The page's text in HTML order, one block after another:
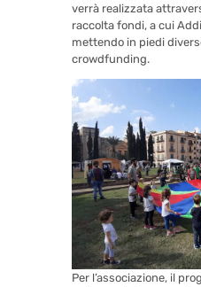
verrà realizzata
raccolta fondi, a cui
mettendo in piedi
crowdfunding.
Per l’associazione, il